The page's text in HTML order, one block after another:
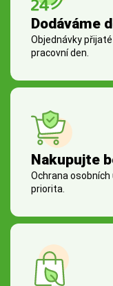
Dodáváme
Objednávky
pracovní den.
Nakupujte
Ochrana
priorita.